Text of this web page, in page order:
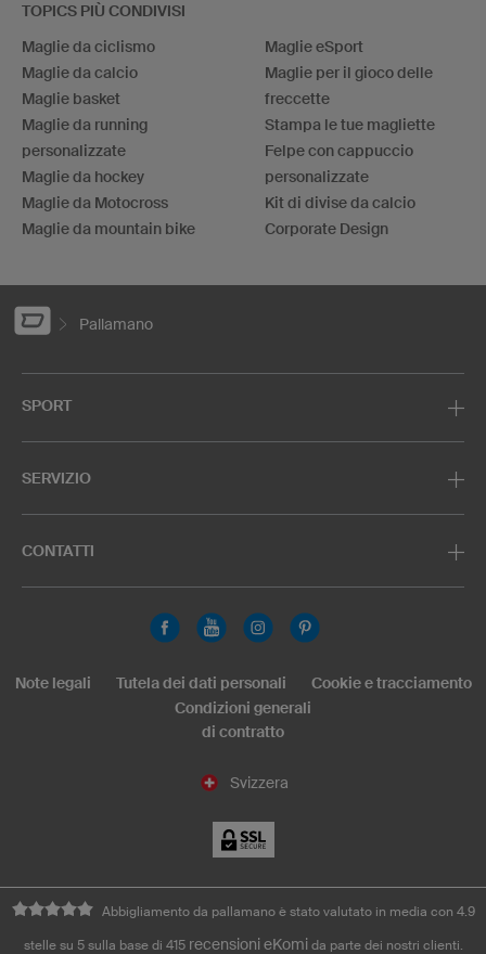
TOPICS PIÙ CONDIVISI
Maglie da ciclismo
Maglie da calcio
Maglie basket
Maglie da running
personalizzate
Maglie da hockey
Maglie da Motocross
Maglie da mountain bike
Maglie eSport
Maglie per il gioco delle
freccette
Stampa le tue magliette
Felpe con cappuccio
personalizzate
Kit di divise da calcio
Corporate Design
Pallamano
SPORT
SERVIZIO
CONTATTI
Svizzera
Note legali Tutela dei dati personali
Cookie e tracciamento
Condizioni generali
di contratto
Abbigliamento da pallamano è stato valutato in media con 4.9
stelle su 5 sulla base di 415 recensioni eKomi da parte dei nostri clienti.